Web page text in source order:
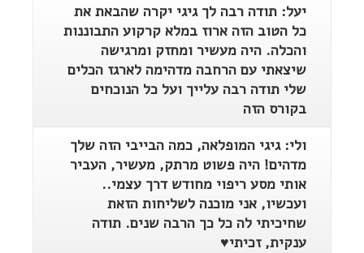
יעל: תודה רבה לך גיגי יקרה שהבאת את
כל הטוב הזה ארוז במלא קרקוע התבוננות
והכלה. היה מעשיר ומחזק ומרגישה
שיצאתי עם הרחבה מדהימה לארגז הכלים
שלי תודה רבה עלייך ועל כל הנוכחים
בקורס הזה
ולי: גיגי המופלאה, כמה הבייבי הזה שלך
מדהים! היה פשוט מרתק, מעשיר, העביר
אותי מסע ריפוי מחודש דרך עצמי..
ועכשיו, אני מוכנה לשליחות הזאת
שחיכיתי לה כל כך הרבה שנים. תודה
ענקית, זכיתי♥️